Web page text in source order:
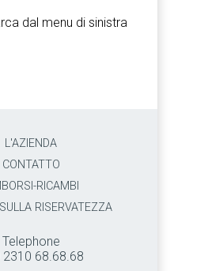
dal menu di sinistra
L'AZIENDA
CONTATTO
RICAMBI
RISERVATEZZA
Telephone
2310 68.68.68